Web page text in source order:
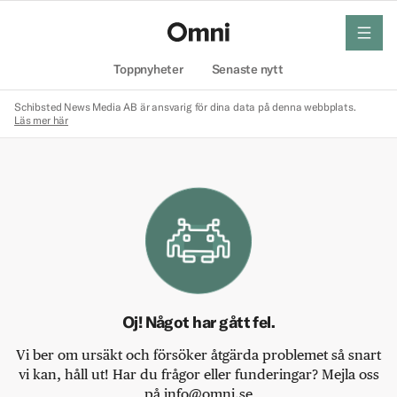
Toppnyheter Senaste nytt
meny
Schibsted News Media AB är ansvarig för dina data på denna webbplats.
Läs mer här
Oj! Något har gått fel.
Vi ber om ursäkt och försöker åtgärda problemet så snart
vi kan, håll ut! Har du frågor eller funderingar? Mejla oss